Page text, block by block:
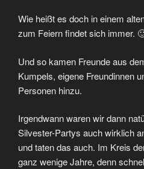
Wie heißt es doch in einem
zum Feiern findet sich immer.
Und so kamen Freunde aus
Kumpels, eigene Freundinnen
Personen hinzu.
Irgendwann waren wir dann
Silvester-Partys auch wirklich
und taten das auch. Im Kreis
ganz wenige Jahre, denn